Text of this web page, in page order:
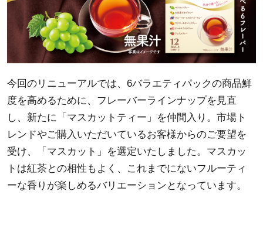
今回のリニューアルでは、6バラエティパックの商品鮮
度を高めるために、フレーバーラインナップを見直
し、新たに「マスカットティー」を仲間入り。市場ト
レンドやご購入いただいているお客様からのご要望を
受け、「マスカット」を選定いたしました。マスカッ
トは紅茶との相性もよく、これまでにないフルーティ
ーな香りが楽しめるバリエーションとなっています。